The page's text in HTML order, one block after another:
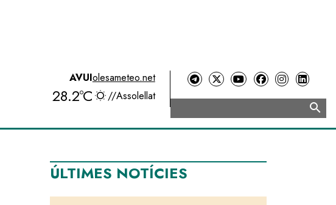
AVUIolesameteo.net
28.2ºC //Assolellat
search
ÚLTIMES NOTÍCIES